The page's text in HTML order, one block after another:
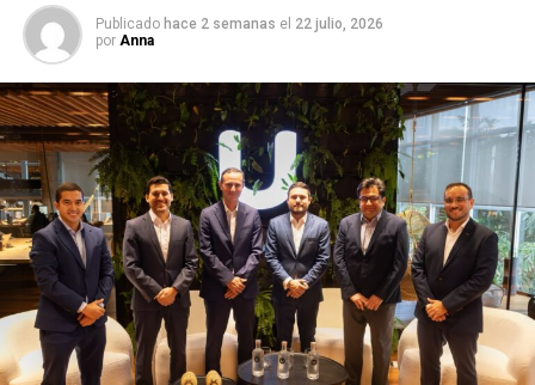
Publicado hace 2 semanas el 22 julio, 2026
por Anna